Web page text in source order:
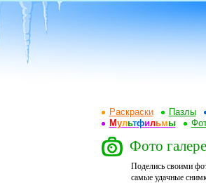
Раскраски
Пазлы
Мультфильмы
Фото
Поделись своими
самые удачные